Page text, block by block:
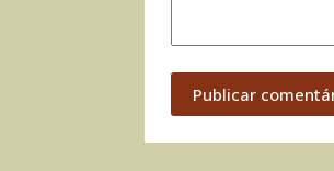
Publicar